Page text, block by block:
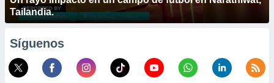
Tailandia.
Síguenos